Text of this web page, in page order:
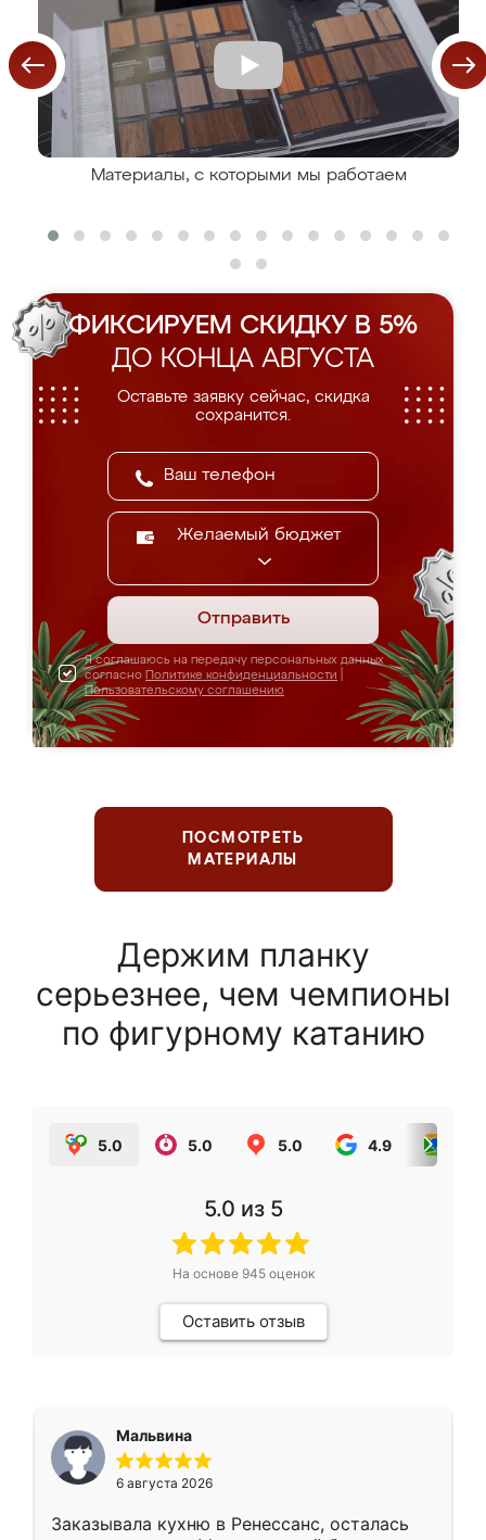
Материалы, с которыми мы работаем
ФИКСИРУЕМ СКИДКУ В 5%
ДО КОНЦА АВГУСТА
Оставьте заявку сейчас, скидка
сохранится.
Желаемый бюджет
Отправить
Я соглашаюсь на передачу персональных данных
согласно Политике конфиденциальности
Пользовательскому соглашению
ПОСМОТРЕТЬ
МАТЕРИАЛЫ
Держим планку
серьезнее, чем чемпионы
по фигурному катанию
5.0 5.0 5.0 4.9
5.0 из 5
На основе 945оценок
Оставить отзыв
Мальвина
6 августа 2026
Заказывала кухню в Ренессанс, осталась